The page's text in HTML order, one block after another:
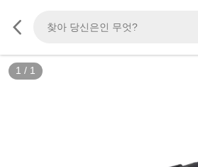
1 / 1